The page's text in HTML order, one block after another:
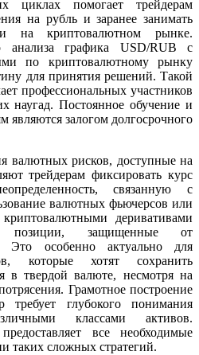
циклах помогает трейдерам
на рубль и заранее занимать
на криптовалютном рынке.
анализа графика USD/RUB с
по криптовалютному рынку
для принятия решений. Такой
профессиональных участников
наугад. Постоянное обучение и
являются залогом долгосрочного
валютных рисков, доступные на
трейдерам фиксировать курс
связанную с
валютных фьючерсов или
деривативами
позиции, защищенные от
Это особенно актуально для
которые хотят сохранить
в твердой валюте, несмотря на
Грамотное построение
требует глубокого понимания
классами активов.
все необходимые
таких сложных стратегий.